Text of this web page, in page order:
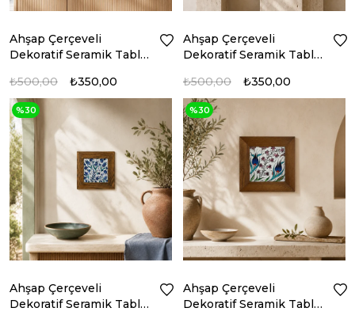
Ahşap Çerçeveli
Dekoratif Seramik Tablo
₺350,00
₺500,00
Ahşap Çerçeveli
Dekoratif Seramik Tablo
₺350,00
₺500,00
Ahşap Çerçeveli
Dekoratif Seramik Tablo
%30
Ahşap Çerçeveli
Dekoratif Seramik Tablo
%30